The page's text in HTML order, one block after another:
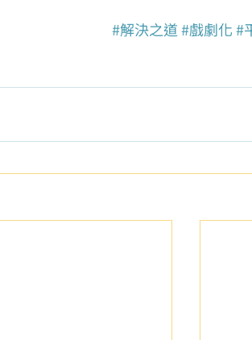
#解決之道#戲劇化#